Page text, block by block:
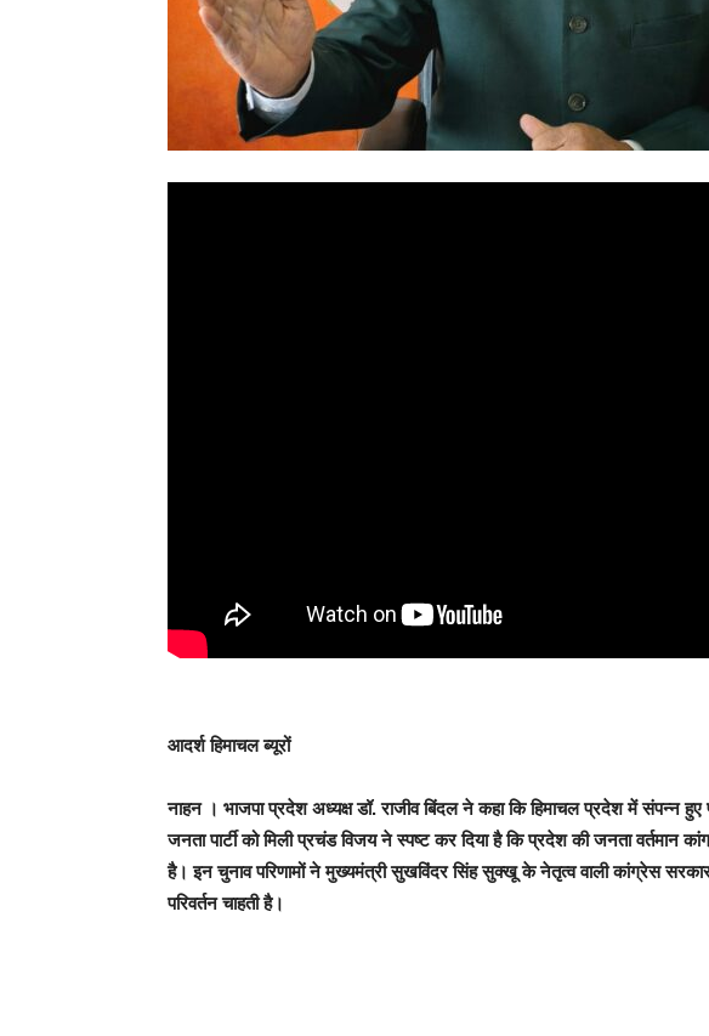
आदर्श हिमाचल ब्यूरों
नाहन । भाजपा प्रदेश अध्यक्ष डॉ. राजीव बिंदल ने कहा कि हिमाचल प्रदेश में संपन्न हुए
जनता पार्टी को मिली प्रचंड विजय ने स्पष्ट कर दिया है कि प्रदेश की जनता वर्तमान
है। इन चुनाव परिणामों ने मुख्यमंत्री सुखविंदर सिंह सुक्खू के नेतृत्व वाली कांग्रेस
परिवर्तन चाहती है।